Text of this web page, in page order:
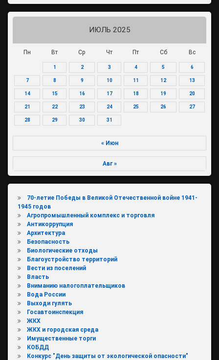
ИЮЛЬ 2025
Пн Вт Ср Чт Пт Сб Вс
1 2 3 4 5 6
7 8 9 10 11 12 13
14 15 16 17 18 19 20
21 22 23 24 25 26 27
28 29 30 31
« Июн
Авг »
70-летие Победы в Великой Отечественной войне 1941-
1945 годов
Агропромышленный комплекс и торговля
Антикоррупция
Архитектура
Безопасность
Биологические отходы
Благоустройство территорий
Вести из поселений
Власть
Вниманию налогоплательщиков
Вода России
Выходи гулять
Госавтоинспекция
ЖКХ
ЖКХ и городская среда
Имущественные торги
КОБДД
Конкурс "День защиты от экологической опасности"